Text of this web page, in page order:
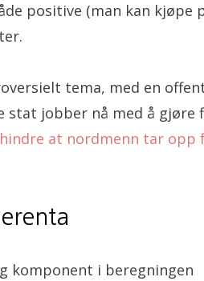
positive (man kan kjøpe
tema, med en
stat jobber nå med å gjøre
at nordmenn tar opp
komponent i beregningen